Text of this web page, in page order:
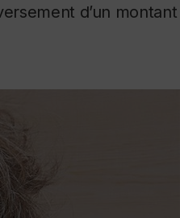
d’un montant